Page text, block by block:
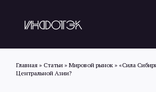
Главная » Статьи » Мировой рынок » «Сила
Центральной Азии?